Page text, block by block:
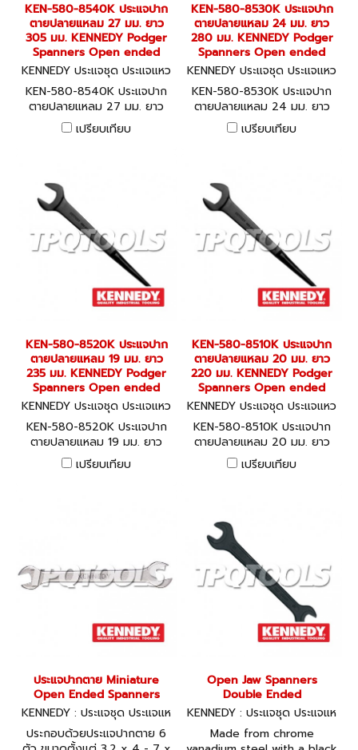
KEN-580-8540K ประแจปาก
ตายปลายแหลม 27 มม. ยาว
305 มม. KENNEDY Podger
Spanners Open ended
KENNEDY ประแจชุด ประแจแหว
น-ปากตาย KEN-580-8540K
KEN-580-8540K ประแจปาก
ตายปลายแหลม 27 มม. ยาว
305 มม. KENNEDY Podger
Spanners Open ended
เปรียบเทียบ
KEN-580-8530K ประแจปาก
ตายปลายแหลม 24 มม. ยาว
280 มม. KENNEDY Podger
Spanners Open ended
KENNEDY ประแจชุด ประแจแหว
น-ปากตาย KEN-580-8530K
KEN-580-8530K ประแจปาก
ตายปลายแหลม 24 มม. ยาว
280 มม. KENNEDY Podger
Spanners Open ended
เปรียบเทียบ
KEN-580-8520K ประแจปาก
ตายปลายแหลม 19 มม. ยาว
235 มม. KENNEDY Podger
Spanners Open ended
KENNEDY ประแจชุด ประแจแหว
น-ปากตาย KEN-580-8520K
KEN-580-8520K ประแจปาก
ตายปลายแหลม 19 มม. ยาว
235 มม. KENNEDY Podger
Spanners Open ended
เปรียบเทียบ
KEN-580-8510K ประแจปาก
ตายปลายแหลม 20 มม. ยาว
220 มม. KENNEDY Podger
Spanners Open ended
KENNEDY ประแจชุด ประแจแหว
น-ปากตาย KEN-580-8510K
KEN-580-8510K ประแจปาก
ตายปลายแหลม 20 มม. ยาว
220 มม. KENNEDY Podger
Spanners Open ended
เปรียบเทียบ
ประแจปากตาย Miniature
Open Ended Spanners
KENNEDY : ประแจชุด ประแจแห
วน-ปากตาย
ประกอบด้วยประแจปากตาย 6
Open Jaw Spanners
Double Ended
KENNEDY : ประแจชุด ประแจแห
วน-ปากตาย
Made from chrome